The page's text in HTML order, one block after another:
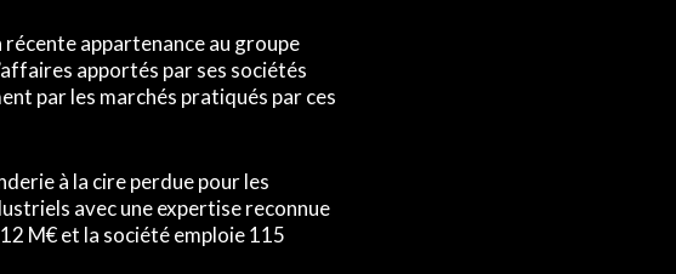
appartenance au groupe
apportés par ses sociétés
par les marchés pratiqués par ces
à la cire perdue pour les
avec une expertise reconnue
M€ et la société emploie 115